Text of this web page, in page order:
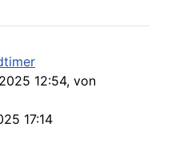
12:54, von
17:14